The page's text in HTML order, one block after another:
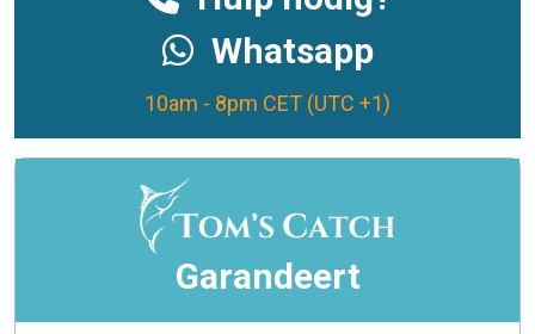
Whatsapp
10am - 8pm CET (UTC +1)
Garandeert